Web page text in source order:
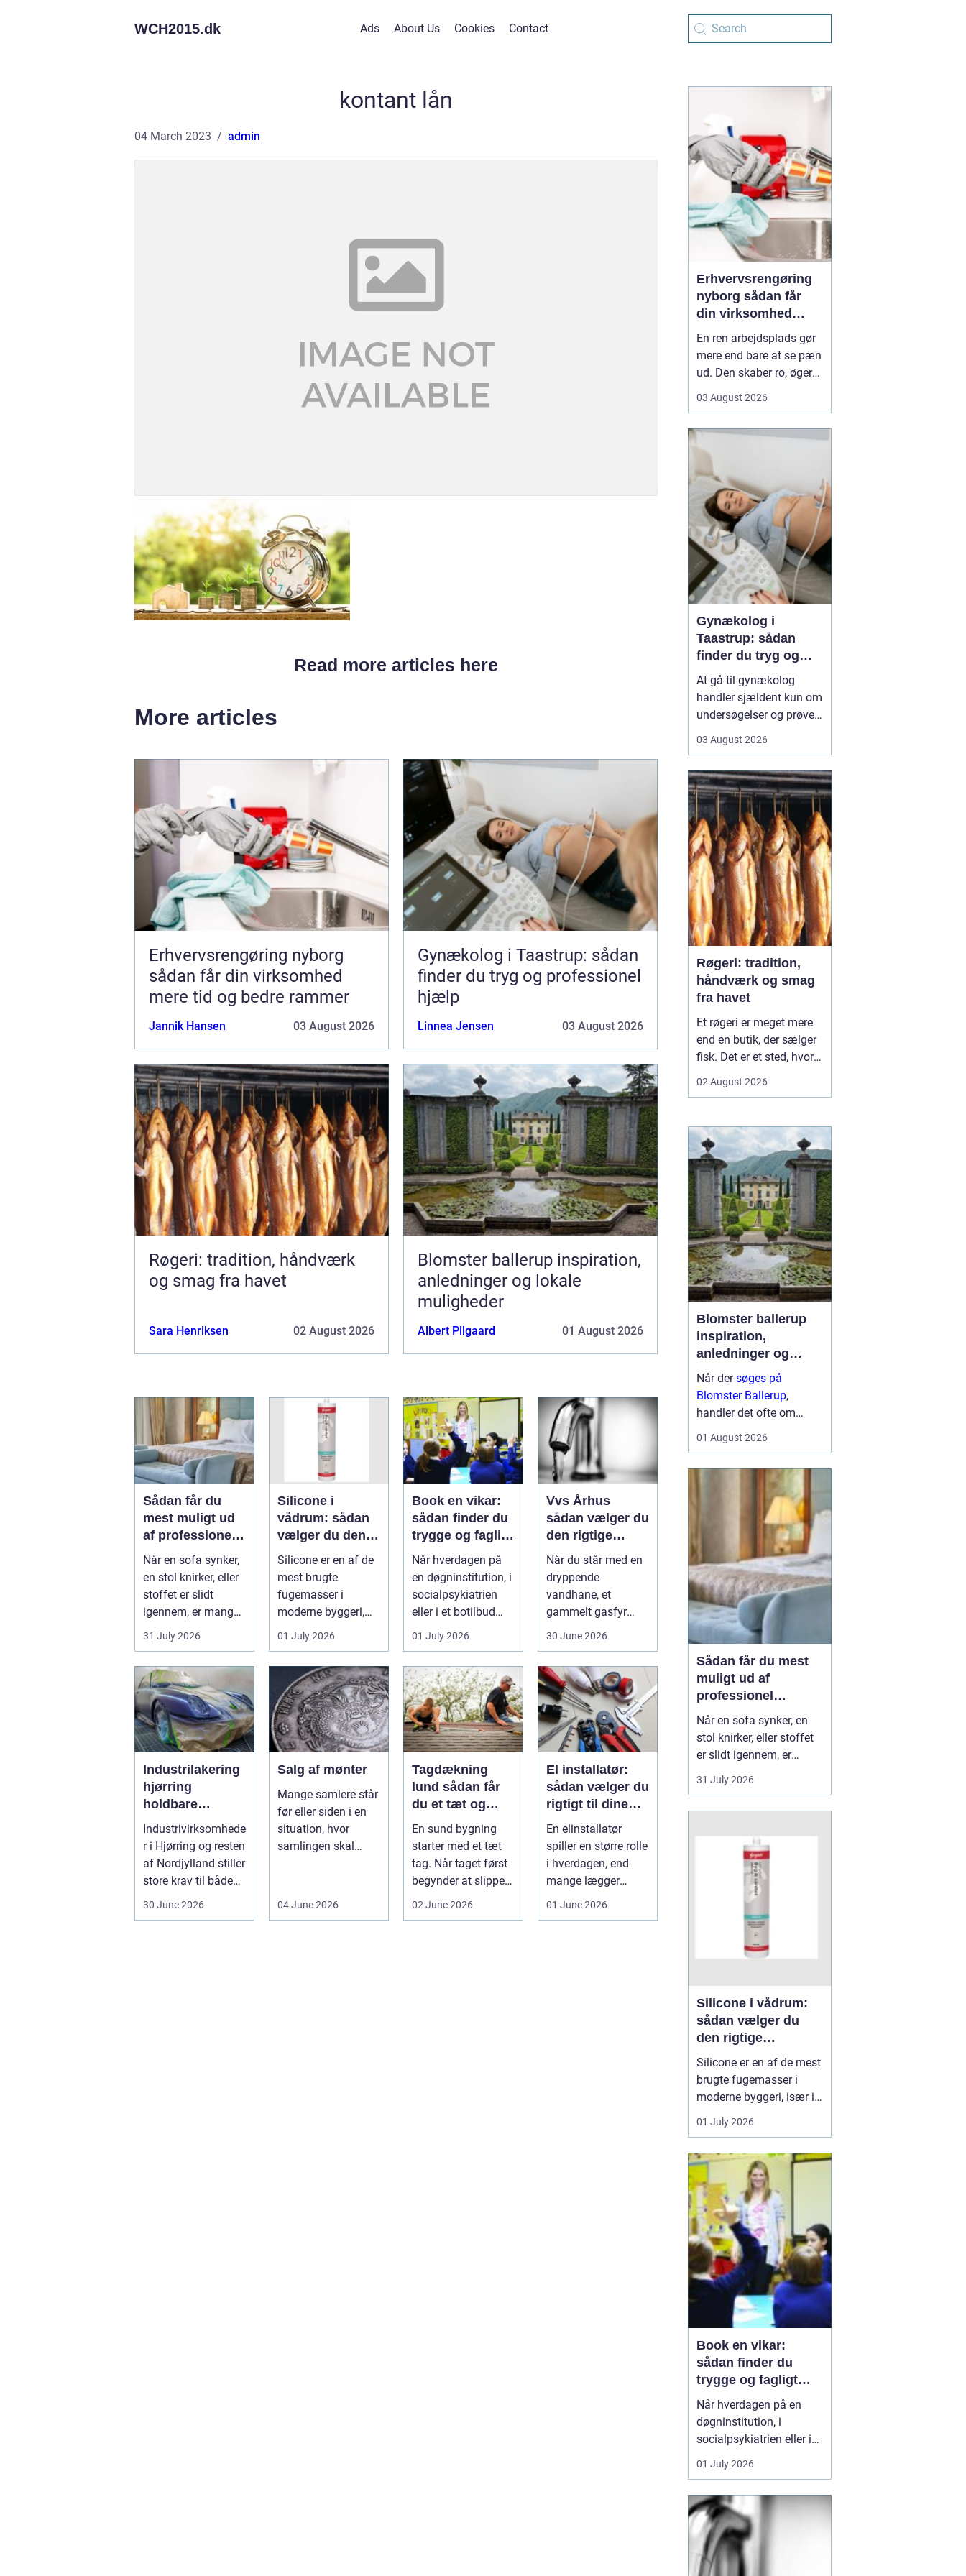
WCH2015.dk Ads About Us Cookies Contact
kontant lån
04 March 2023 admin
Read more articles here
More articles
Erhvervsrengøring nyborg
sådan får din virksomhed
mere tid og bedre rammer
Jannik Hansen 03 August 2026
Gynækolog i Taastrup: sådan
finder du tryg og professionel
hjælp
Linnea Jensen 03 August 2026
Røgeri: tradition, håndværk
og smag fra havet
Sara Henriksen 02 August 2026
Blomster ballerup inspiration,
anledninger og lokale
muligheder
Albert Pilgaard 01 August 2026
Sådan får du
mest muligt ud
af professionel
møbelpolstring
Når en sofa synker,
en stol knirker, eller
stoffet er slidt
igennem, er mange
fristede til bar...
31 July 2026
Silicone i
vådrum: sådan
vælger du den
rigtige
fugemasse
Silicone er en af de
mest brugte
fugemasser i
moderne byggeri,
især i badeværelser,
køkkener og andr...
01 July 2026
Book en vikar:
sådan finder du
trygge og fagligt
stærke
løsninger
Når hverdagen på
en døgninstitution, i
socialpsykiatrien
eller i et botilbud
pludselig ændrer
sig, k...
01 July 2026
Vvs Århus
sådan vælger du
den rigtige
installatør
Når du står med en
dryppende
vandhane, et
gammelt gasfyr
val...
30 June 2026
Industrilakering
hjørring
holdbare
overflader til
industri og
erhverv
Industrivirksomhede
r i Hjørring og resten
af Nordjylland stiller
store krav til både
30 June 2026
Salg af mønter
Mange samlere står
før eller siden i en
situation, hvor
samlingen skal
04 June 2026
Tagdækning
lund sådan får
du et tæt og
holdbart tag
En sund bygning
starter med et tæt
tag. Når taget først
begynder at slippe
02 June 2026
El installatør:
sådan vælger du
rigtigt til dine
elinstallationer
En elinstallatør
spiller en større rolle
i hverdagen, end
mange lægger
01 June 2026
Erhvervsrengøring
nyborg sådan får
din virksomhed
mere tid og bedre
rammer
En ren arbejdsplads gør
mere end bare at se pæn
ud. Den skaber ro, øger
et mere professionelt
og samarbejdspartnere.
For mange virksomheder
i Nyborg er
erhvervsrengøring derfor
ikke bare en praktisk
nø...
03 August 2026
Gynækolog i
Taastrup: sådan
finder du tryg og
professionel hjælp
At gå til gynækolog
handler sjældent kun om
undersøgelser og prøver.
bekymring, usikkerhed
når de skal tale om
intime problemstillinger.
Derfor betyder valget...
03 August 2026
Røgeri: tradition,
håndværk og smag
fra havet
Et røgeri er meget mere
end en butik, der sælger
fisk. Det er et sted, hvor
håndværkstraditioner
lokal kultur. Her
forvandles fisk fra havet
til røgede delikatesser
med dyb sm...
02 August 2026
Blomster ballerup
inspiration,
anledninger og
lokale muligheder
Når dersøges på
Blomster Ballerup,
handler det ofte om
hurtig buket. Blomster
livets største øjeblikke,
sige farvel på en værdig
måde eller skabe hygge i
01 August 2026
Sådan får du mest
muligt ud af
professionel
møbelpolstring
Når en sofa synker, en
stol knirker, eller stoffet
er slidt igennem, er
mange fristede til bare at
købe nyt. Men ofte kan
flottere og mere
behagelige, end da de
var nye. Her spiller
31 July 2026
Silicone i vådrum:
sådan vælger du
den rigtige
fugemasse
Silicone er en af de mest
brugte fugemasser i
moderne byggeri, især i
badeværelser, køkkener
og andre områder med
fugerne omkring
bruseniche, håndvask,
køkkenbord eller
natursten ikke holder
tæt, kan det hurtigt føre
til skimmel, l...
01 July 2026
Book en vikar:
sådan finder du
trygge og fagligt
stærke løsninger
Når hverdagen på en
døgninstitution, i
socialpsykiatrien eller i
et botilbud pludselig
ændrer sig, kan behovet
fra den ene dag til den
anden. En medarbejder
bliver syg, en borger har
brug for tættere støtte,
01 July 2026